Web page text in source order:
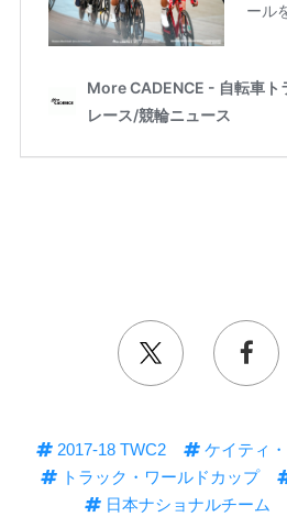
2017-18 TWC2 ケイティ
トラック・ワールドカップ
日本ナショナルチーム